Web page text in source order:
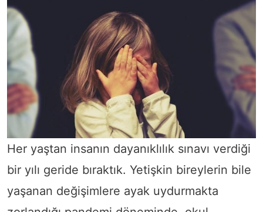
Her yaştan insanın dayanıklılık sınavı verdiği
bir yılı geride bıraktık. Yetişkin bireylerin bile
yaşanan değişimlere ayak uydurmakta